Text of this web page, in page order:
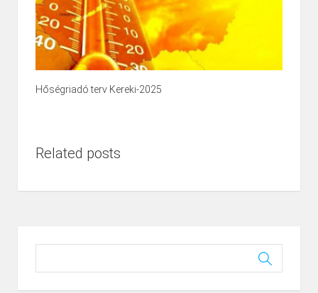
Hőségriadó terv Kereki-2025
Related posts